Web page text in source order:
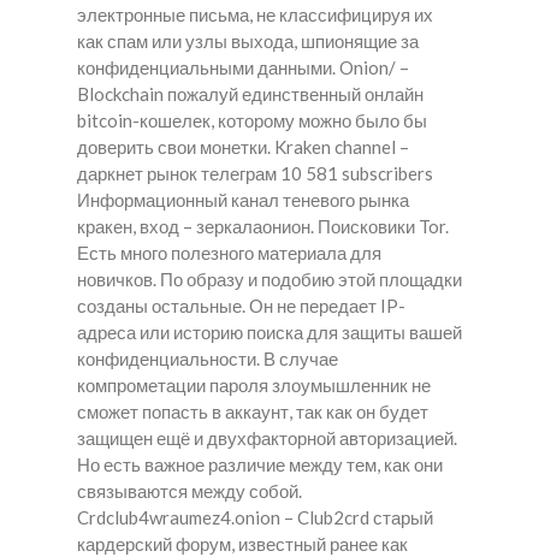
электронные письма, не классифицируя их
как спам или узлы выхода, шпионящие за
конфиденциальными данными. Onion/ –
Blockchain пожалуй единственный онлайн
bitcoin-кошелек, которому можно было бы
доверить свои монетки. Kraken channel –
даркнет рынок телеграм 10 581 subscribers
Информационный канал теневого рынка
кракен, вход – зеркалаонион. Поисковики Tor.
Есть много полезного материала для
новичков. По образу и подобию этой площадки
созданы остальные. Он не передает IP-
адреса или историю поиска для защиты вашей
конфиденциальности. В случае
компрометации пароля злоумышленник не
сможет попасть в аккаунт, так как он будет
защищен ещё и двухфакторной авторизацией.
Но есть важное различие между тем, как они
связываются между собой.
Crdclub4wraumez4.onion – Club2crd старый
кардерский форум, известный ранее как